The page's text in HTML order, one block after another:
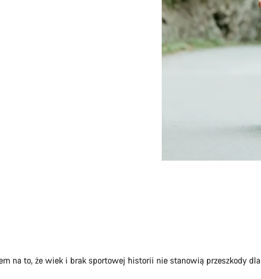
na to, że wiek i brak sportowej historii nie stanowią przeszkody dla